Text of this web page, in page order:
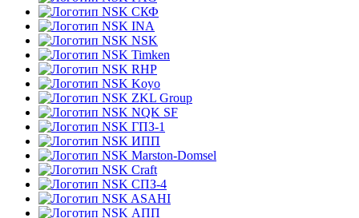
СКФ
INA
NSK
Timken
RHP
Koyo
ZKL Group
NQK SF
ГПЗ-1
ИПП
Marston-Domsel
Craft
СПЗ-4
ASAHI
АПП